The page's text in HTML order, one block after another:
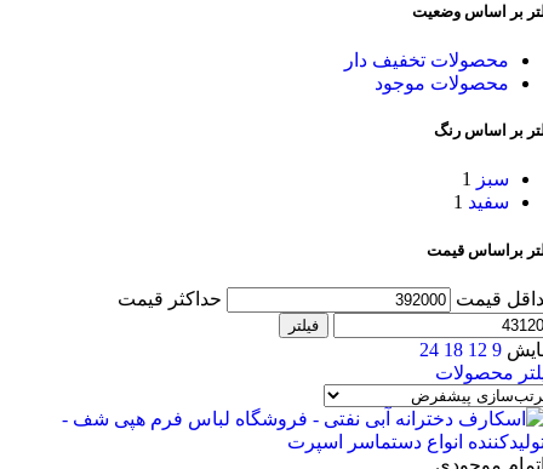
بر اساس وضعیت
محصولات تخفیف دار
محصولات موجود
بر اساس رنگ
سبز 1
سفید 1
براساس قیمت
قیمت حداکثر قیمت
فیلتر
9
12
18
24
محصولات
موجودی